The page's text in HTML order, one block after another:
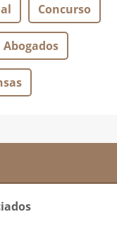
Concurso
Abogados